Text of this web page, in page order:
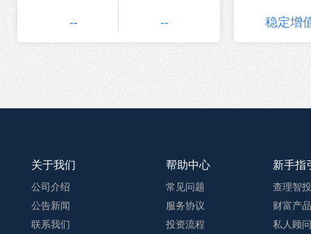
-- -- 稳定增
关于我们
公司介绍
公告新闻
联系我们
帮助中心
常见问题
服务协议
投资流程
新手指
查理智投
财富产品
私人顾问